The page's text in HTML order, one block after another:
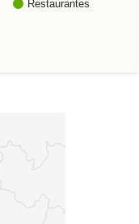
Restaurantes